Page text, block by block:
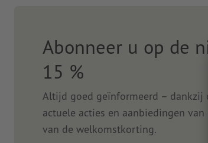
Abonneer u op de
15 %
Altijd goed geïnformeerd – dankzij
actuele acties en aanbiedingen
van de welkomstkorting.